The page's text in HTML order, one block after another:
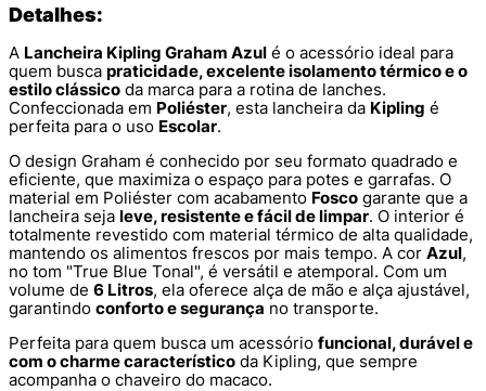
Detalhes:
A Lancheira Kipling Graham Azul é o acessório ideal para
quem busca praticidade, excelente isolamento térmico e o
estilo clássico da marca para a rotina de lanches.
Confeccionada em Poliéster, esta lancheira da Kipling é
perfeita para o uso Escolar.
O design Graham é conhecido por seu formato quadrado e
eficiente, que maximiza o espaço para potes e garrafas. O
material em Poliéster com acabamento Fosco garante que a
lancheira seja leve, resistente e fácil de limpar. O interior é
totalmente revestido com material térmico de alta qualidade,
mantendo os alimentos frescos por mais tempo. A cor Azul,
no tom "True Blue Tonal", é versátil e atemporal. Com um
volume de 6 Litros, ela oferece alça de mão e alça ajustável,
garantindo conforto e segurança no transporte.
Perfeita para quem busca um acessório funcional, durável e
com o charme característico da Kipling, que sempre
acompanha o chaveiro do macaco.